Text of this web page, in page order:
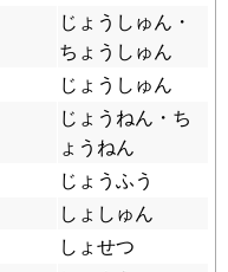
じょうしゅん・
ちょうしゅん
じょうしゅん
じょうねん・ち
ょうねん
じょうふう
しょしゅん
しょせつ